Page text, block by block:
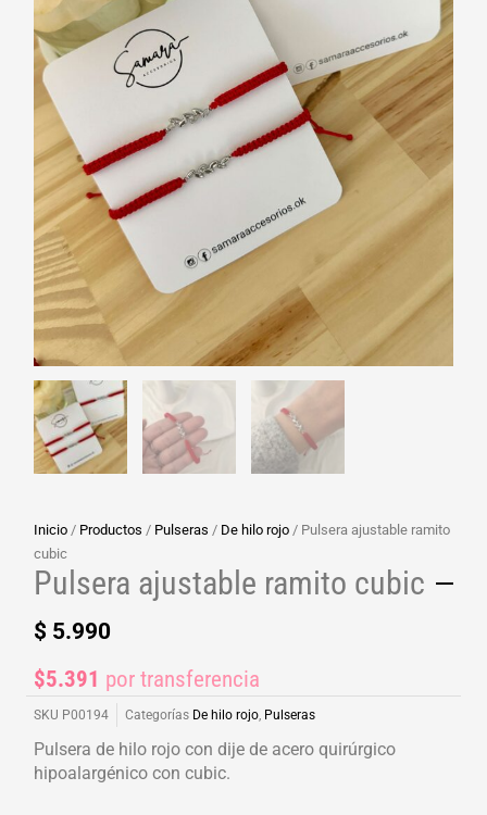
Inicio / Productos / Pulseras / De hilo rojo / Pulsera ajustable ramito
cubic
Pulsera ajustable ramito cubic
$ 5.990
$5.391 por transferencia
SKU P00194 Categorías De hilo rojo, Pulseras
Pulsera de hilo rojo con dije de acero quirúrgico
hipoalargénico con cubic.